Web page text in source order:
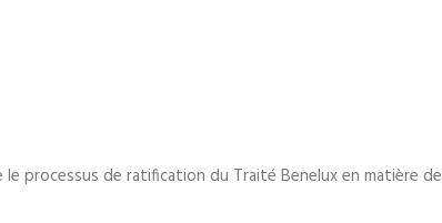
processus de ratification du Traité Benelux en matière de